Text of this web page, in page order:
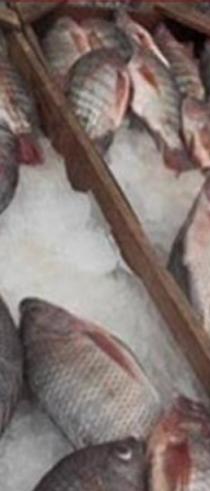
رسالتى لآخر الزمان «محطة الضبعة
النووية»... من الحلم إلى التنفيذ